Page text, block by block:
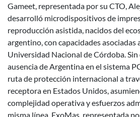
Gameet, representada por su CTO,
desarrolló microdispositivos de
reproducción asistida, nacidos del
argentino, con capacidades asociadas
Universidad Nacional de Córdoba.
ausencia de Argentina en el sistema
ruta de protección internacional a
receptora en Estados Unidos,
complejidad operativa y esfuerzos
misma línea, ExoMas, representada